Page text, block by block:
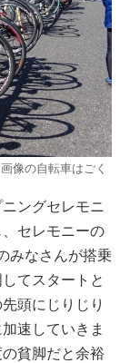
像の自転車はごく
ングセレモニ
セレモニーの
みなさんが搭乗
てスタートと
頭にじりじり
速していきま
貧脚だと余裕